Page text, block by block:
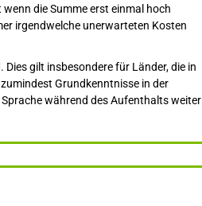
die Summe erst einmal hoch
irgendwelche unerwarteten Kosten
gilt insbesondere für Länder, die in
Grundkenntnisse in der
während des Aufenthalts weiter